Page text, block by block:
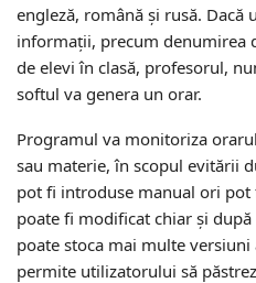
engleză, română și rusă. Dacă
informații, precum denumirea
de elevi în clasă, profesorul,
softul va genera un orar.
Programul va monitoriza
sau materie, în scopul evitării
pot fi introduse manual ori pot
poate fi modificat chiar și
poate stoca mai multe
permite utilizatorului să